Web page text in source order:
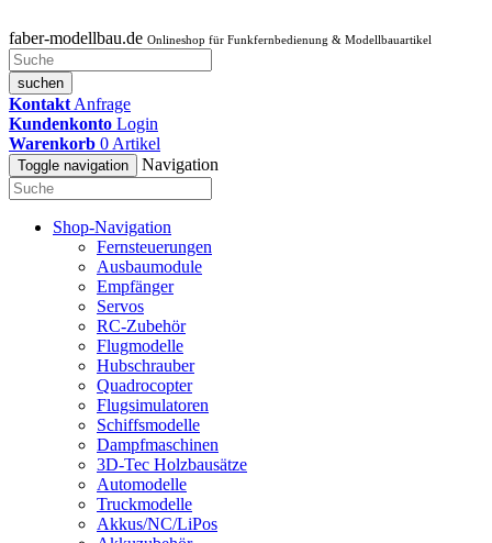
faber-modellbau.de Onlineshop für Funkfernbedienung & Modellbauartikel
suchen
Kontakt Anfrage
Kundenkonto Login
Warenkorb 0 Artikel
Toggle navigation Navigation
Shop-Navigation
Fernsteuerungen
Ausbaumodule
Empfänger
Servos
RC-Zubehör
Flugmodelle
Hubschrauber
Quadrocopter
Flugsimulatoren
Schiffsmodelle
Dampfmaschinen
3D-Tec Holzbausätze
Automodelle
Truckmodelle
Akkus/NC/LiPos